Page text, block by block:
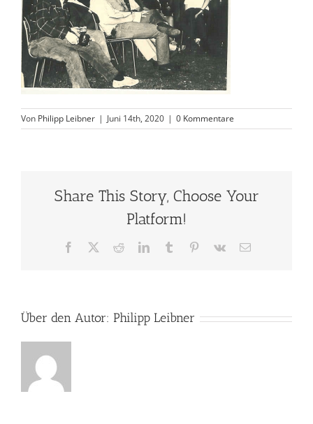
Von Philipp Leibner | Juni 14th, 2020 | 0 Kommentare
Share This Story, Choose Your
Platform!
Facebook RedditLinkedInTumblr Pinterest
Vk
E-
Über den Autor: Philipp Leibner